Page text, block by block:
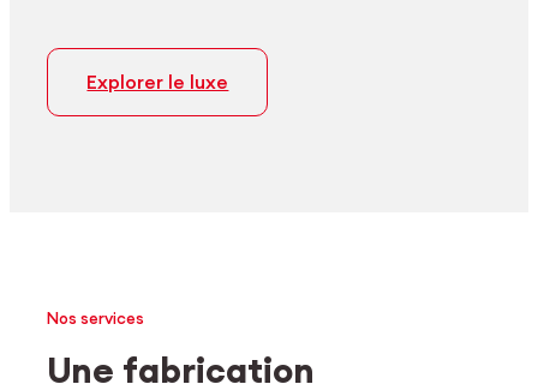
Explorer le luxe
Nos services
Une fabrication